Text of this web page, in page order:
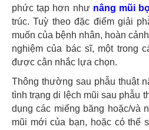
phức tạp hơn như nâng mũi
trúc. Tuỳ theo đặc điểm giải
muốn của bệnh nhân, hoàn
nghiệm của bác sĩ, một trong
được cân nhắc lựa chọn.
Thông thường sau phẫu thuật
tình trạng di lệch mũi sau phẫu
dụng các miếng băng hoặc/và
mũi mới của bạn, hoặc có thể